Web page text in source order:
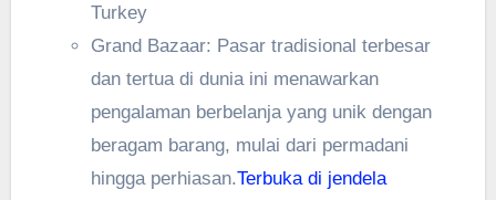
Turkey
Grand Bazaar: Pasar tradisional terbesar
dan tertua di dunia ini menawarkan
pengalaman berbelanja yang unik dengan
beragam barang, mulai dari permadani
hingga perhiasan.Terbuka di jendela